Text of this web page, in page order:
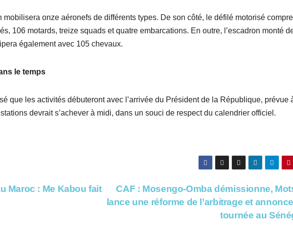
onze aéronefs de différents types. De son côté, le défilé motorisé
106 motards, treize squads et quatre embarcations. En outre, l’escadron monté
également avec 105 chevaux.
le temps
que les activités débuteront avec l’arrivée du Président de la République, prévue
devrait s’achever à midi, dans un souci de respect du calendrier officiel.
CAF : Mosengo-Omba démissionne,
lance une réforme de l’arbitrage et
tournée au
Maroc : Me Kabou fait